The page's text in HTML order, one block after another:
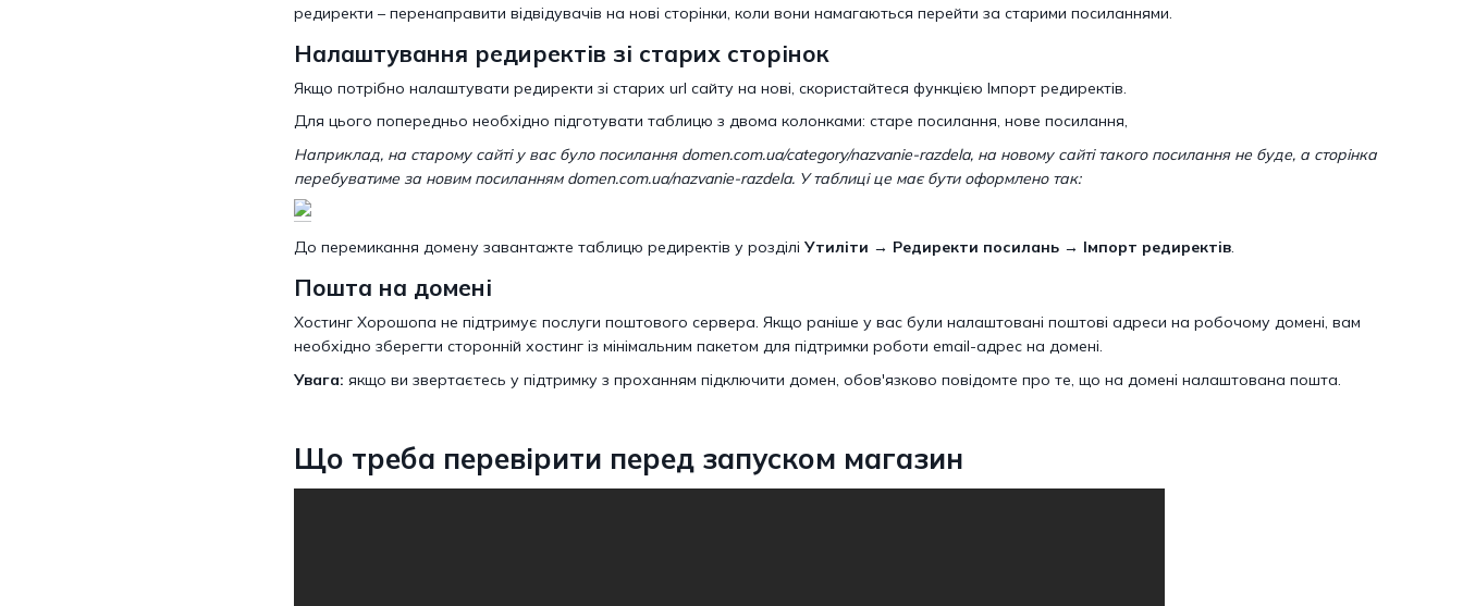
редиректи – перенаправити відвідувачів на нові сторінки, коли вони намагаються перейти за старими посиланнями.
Налаштування редиректів зі старих сторінок
Якщо потрібно налаштувати редиректи зі старих url сайту на нові, скористайтеся функцією Імпорт редиректів.
Для цього попередньо необхідно підготувати таблицю з двома колонками: старе посилання, нове посилання,
Наприклад, на старому сайті у вас було посилання domen.com.ua/category/nazvanie-razdela, на новому сайті такого посилання не буде, а сторінка
перебуватиме за новим посиланням domen.com.ua/nazvanie-razdela. У таблиці це має бути оформлено так:
До перемикання домену завантажте таблицю редиректів у розділі Утиліти → Редиректи посилань → Імпорт редиректів.
Пошта на домені
Хостинг Хорошопа не підтримує послуги поштового сервера. Якщо раніше у вас були налаштовані поштові адреси на робочому домені, вам
необхідно зберегти сторонній хостинг із мінімальним пакетом для підтримки роботи email-адрес на домені.
Увага: якщо ви звертаєтесь у підтримку з проханням підключити домен, обов'язково повідомте про те, що на домені налаштована пошта.
Що треба перевірити перед запуском магазин